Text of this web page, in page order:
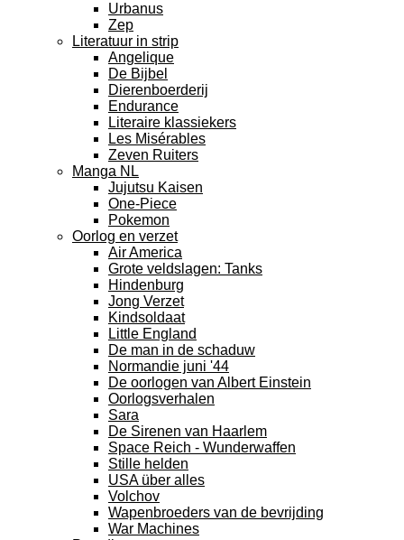
Urbanus
Zep
Literatuur in strip
Angelique
De Bijbel
Dierenboerderij
Endurance
Literaire klassiekers
Les Misérables
Zeven Ruiters
Manga NL
Jujutsu Kaisen
One-Piece
Pokemon
Oorlog en verzet
Air America
Grote veldslagen: Tanks
Hindenburg
Jong Verzet
Kindsoldaat
Little England
De man in de schaduw
Normandie juni '44
De oorlogen van Albert Einstein
Oorlogsverhalen
Sara
De Sirenen van Haarlem
Space Reich - Wunderwaffen
Stille helden
USA über alles
Volchov
Wapenbroeders van de bevrijding
War Machines